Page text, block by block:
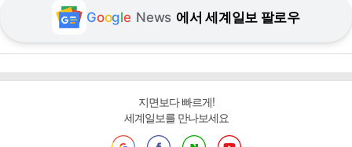
Google News 에서 세계일보 팔로우
지면보다 빠르게!
세계일보를 만나보세요